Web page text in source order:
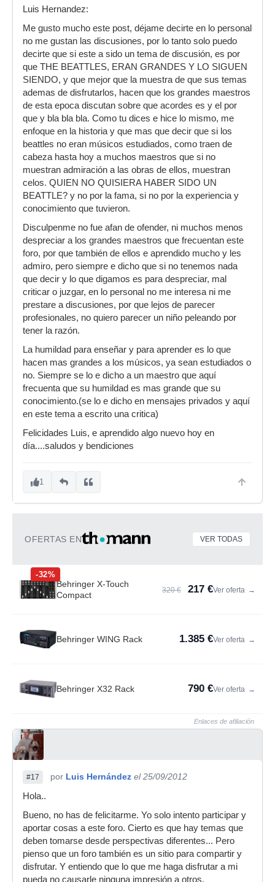
Luis Hernandez:
Me gusto mucho este post, déjame decirte en lo personal
no me gustan las discusiones, por lo tanto solo puedo
decirte que si este a sido un tema de discusión, es por
que THE BEATTLES, ERAN GRANDES Y LO SIGUEN
SIENDO, y que mejor que la muestra de que sus temas
ademas de disfrutarlos, hacen que los grandes maestros
de esta epoca discutan sobre que acordes es y el por
que y bla bla bla. Como tu dices e hice lo mismo, me
enfoque en la historia y que mas que decir que si los
beattles no eran músicos estudiados, como traen de
cabeza hasta hoy a muchos maestros que si no
muestran admiración a las obras de ellos, muestran
celos. QUIEN NO QUISIERA HABER SIDO UN
BEATTLE? y no por la fama, si no por la experiencia y
conocimiento que tuvieron.
Disculpenme no fue afan de ofender, ni muchos menos
despreciar a los grandes maestros que frecuentan este
foro, por que también de ellos e aprendido mucho y les
admiro, pero siempre e dicho que si no tenemos nada
que decir y lo que digamos es para despreciar, mal
criticar o juzgar, en lo personal no me interesa ni me
prestare a discusiones, por que lejos de parecer
profesionales, no quiero parecer un niño peleando por
tener la razón.
La humildad para enseñar y para aprender es lo que
hacen mas grandes a los músicos, ya sean estudiados o
no. Siempre se lo e dicho a un maestro que aquí
frecuenta que su humildad es mas grande que su
conocimiento.(se lo e dicho en mensajes privados y aquí
en este tema a escrito una critica)
Felicidades Luis, e aprendido algo nuevo hoy en
día....saludos y bendiciones
1
OFERTAS EN VER TODAS
-32%
Behringer X-Touch
Compact
320 € 217 €Ver oferta →
Behringer WING Rack 1.385 €Ver oferta →
Behringer X32 Rack 790 €Ver oferta →
Enlaces de afiliación
#17 por Luis Hernández el 25/09/2012
Hola..
Bueno, no has de felicitarme. Yo solo intento participar y
aportar cosas a este foro. Cierto es que hay temas que
deben tomarse desde perspectivas diferentes... Pero
pienso que un foro también es un sitio para compartir y
disfrutar. Y entiendo que lo que me haga disfrutar a mi
pueda no causarle ninguna impresión a otros.